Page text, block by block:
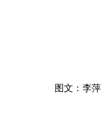
图文：李萍